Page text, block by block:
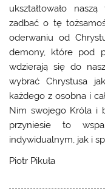
ukształtowało
zadbać o tę
oderwaniu od
demony, które pod
wdzierają się do
wybrać Chrystusa
każdego z osobna i
Nim swojego Króla i
przyniesie to
indywidualnym, jak i
Piotr Pikuła